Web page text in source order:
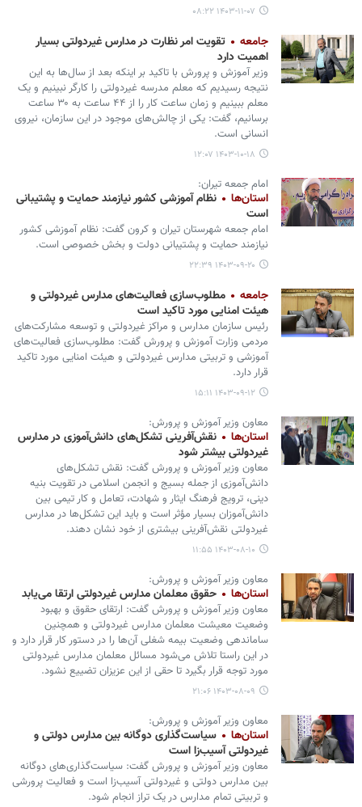
۱۴۰۳-۱۱-۰۷ ۰۸:۲۲
جامعه
تقویت امر نظارت در مدارس غیردولتی بسیار
اهمیت دارد
وزیر آموزش و پرورش با تاکید بر اینکه بعد از سال‌ها به این
نتیجه رسیدیم که معلم مدرسه غیردولتی را کارگر نبینیم و یک
معلم ببینیم و زمان ساعت کار را از ۴۴ ساعت به ۳۰ ساعت
برسانیم، گفت: یکی از چالش‌های موجود در این سازمان، نیروی
انسانی است.
۱۴۰۳-۱۰-۱۸ ۱۲:۰۷
امام جمعه تیران:
استان‌ها
نظام آموزشی کشور نیازمند حمایت و پشتیبانی
است
امام جمعه شهرستان تیران و کرون گفت: نظام آموزشی کشور
نیازمند حمایت و پشتیبانی دولت و بخش خصوصی است.
۱۴۰۳-۰۹-۲۰ ۲۲:۳۹
جامعه
مطلوب‌سازی فعالیت‌های مدارس غیردولتی و
هیئت امنایی مورد تاکید است
رئیس سازمان مدارس و مراکز غیردولتی و توسعه مشارکت‌های
مردمی وزارت آموزش‌ و پرورش گفت: مطلوب‌سازی فعالیت‌های
آموزشی و تربیتی مدارس غیردولتی و هیئت امنایی مورد تاکید
قرار دارد.
۱۴۰۳-۰۹-۱۲ ۱۵:۱۱
معاون وزیر آموزش و پرورش:
استان‌ها
نقش‌آفرینی تشکل‌های دانش‌آموزی در مدارس
غیردولتی بیشتر شود
معاون وزیر آموزش و پرورش گفت: نقش تشکل‌های
دانش‌آموزی از جمله بسیج و انجمن اسلامی در تقویت بنیه
دینی، ترویج فرهنگ ایثار و شهادت، تعامل و کار تیمی بین
دانش‌آموزان بسیار مؤثر است و باید این تشکل‌ها در مدارس
غیردولتی نقش‌آفرینی بیشتری از خود نشان دهند.
۱۴۰۳-۰۸-۱۰ ۱۱:۵۵
معاون وزیر آموزش و پرورش:
استان‌ها حقوق معلمان مدارس غیردولتی ارتقا می‌یابد
معاون وزیر آموزش و پرورش گفت: ارتقای حقوق و بهبود
وضعیت معیشت معلمان مدارس غیردولتی و همچنین
ساماندهی وضعیت بیمه شغلی آن‌ها را در دستور کار قرار دارد و
در این راستا تلاش می‌شود مسائل معلمان مدارس غیردولتی
مورد توجه قرار بگیرد تا حقی از این عزیزان تضییع نشود.
۱۴۰۳-۰۸-۰۹ ۲۱:۰۶
معاون وزیر آموزش و پرورش:
استان‌ها
سیاست‌گذاری‌ دوگانه بین مدارس دولتی و
غیردولتی آسیب‌زا است
معاون وزیر آموزش و پرورش گفت: سیاست‌گذاری‌های دوگانه
بین مدارس دولتی و غیردولتی آسیب‌زا است و فعالیت پرورشی
و تربیتی تمام مدارس در یک تراز انجام شود.